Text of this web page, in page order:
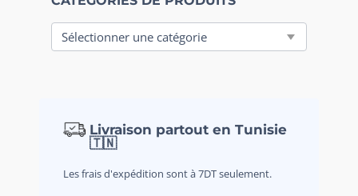
Livraison partout en Tunisie
🇹🇳
Les frais d'expédition sont à 7DT seulement.